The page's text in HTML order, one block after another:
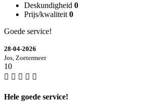
Deskundigheid 0
Prijs/kwaliteit 0
Goede service!
28-04-2026
Jos, Zoetermeer
10
Hele goede service!